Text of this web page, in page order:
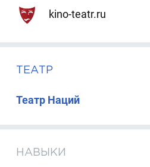
kino-teatr.ru
ТЕАТР
Театр Наций
НАВЫКИ